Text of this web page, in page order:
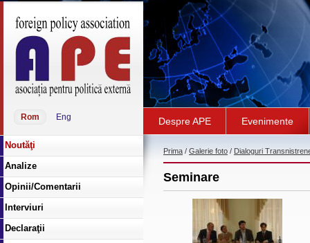
Rom Eng Despre APE Evenimente
Noutăţi
Analize
Opinii/Comentarii
Interviuri
Declaraţii
Prima / Galerie foto / Dialoguri
Seminare